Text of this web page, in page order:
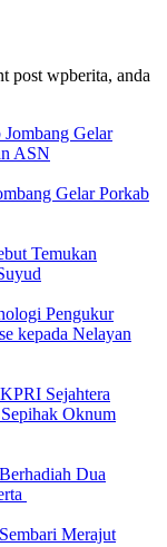
post wpberita, anda
Gelar Porkab
Temukan
Pengukur
kepada Nelayan
Sejahtera
Oknum
Dua
Merajut